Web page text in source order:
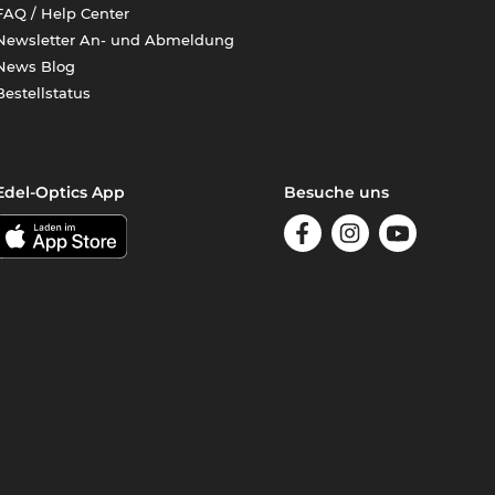
/ Help Center
An- und Abmeldung
Blog
Optics App Besuche uns